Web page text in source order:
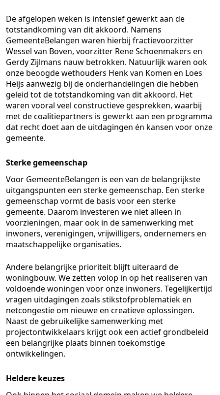
De afgelopen weken is intensief gewerkt aan de
totstandkoming van dit akkoord. Namens
GemeenteBelangen waren hierbij fractievoorzitter
Wessel van Boven, voorzitter Rene Schoenmakers en
Gerdy Zijlmans nauw betrokken. Natuurlijk waren ook
onze beoogde wethouders Henk van Komen en Loes
Heijs aanwezig bij de onderhandelingen die hebben
geleid tot de totstandkoming van dit akkoord. Het
waren vooral veel constructieve gesprekken, waarbij
met de coalitiepartners is gewerkt aan een programma
dat recht doet aan de uitdagingen én kansen voor onze
gemeente.
Sterke gemeenschap
Voor GemeenteBelangen is een van de belangrijkste
uitgangspunten een sterke gemeenschap. Een sterke
gemeenschap vormt de basis voor een sterke
gemeente. Daarom investeren we niet alleen in
voorzieningen, maar ook in de samenwerking met
inwoners, verenigingen, vrijwilligers, ondernemers en
maatschappelijke organisaties.
Andere belangrijke prioriteit blijft uiteraard de
woningbouw. We zetten volop in op het realiseren van
voldoende woningen voor onze inwoners. Tegelijkertijd
vragen uitdagingen zoals stikstofproblematiek en
netcongestie om nieuwe en creatieve oplossingen.
Naast de gebruikelijke samenwerking met
projectontwikkelaars krijgt ook een actief grondbeleid
een belangrijke plaats binnen toekomstige
ontwikkelingen.
Heldere keuzes